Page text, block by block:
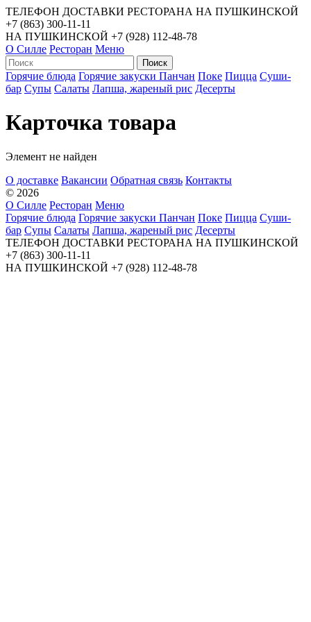
ТЕЛЕФОН ДОСТАВКИ РЕСТОРАНА НА ПУШКИНСКОЙ
+7 (863) 300-11-11
НА ПУШКИНСКОЙ +7 (928) 112-48-78
О Силле Ресторан Меню
Горячие блюда Горячие закуски Панчан Поке Пицца Суши-
бар Супы Салаты Лапша, жареный рис Десерты
Карточка товара
Элемент не найден
О доставке Вакансии Обратная связь Контакты
© 2026
О Силле Ресторан Меню
Горячие блюда Горячие закуски Панчан Поке Пицца Суши-
бар Супы Салаты Лапша, жареный рис Десерты
ТЕЛЕФОН ДОСТАВКИ РЕСТОРАНА НА ПУШКИНСКОЙ
+7 (863) 300-11-11
НА ПУШКИНСКОЙ +7 (928) 112-48-78